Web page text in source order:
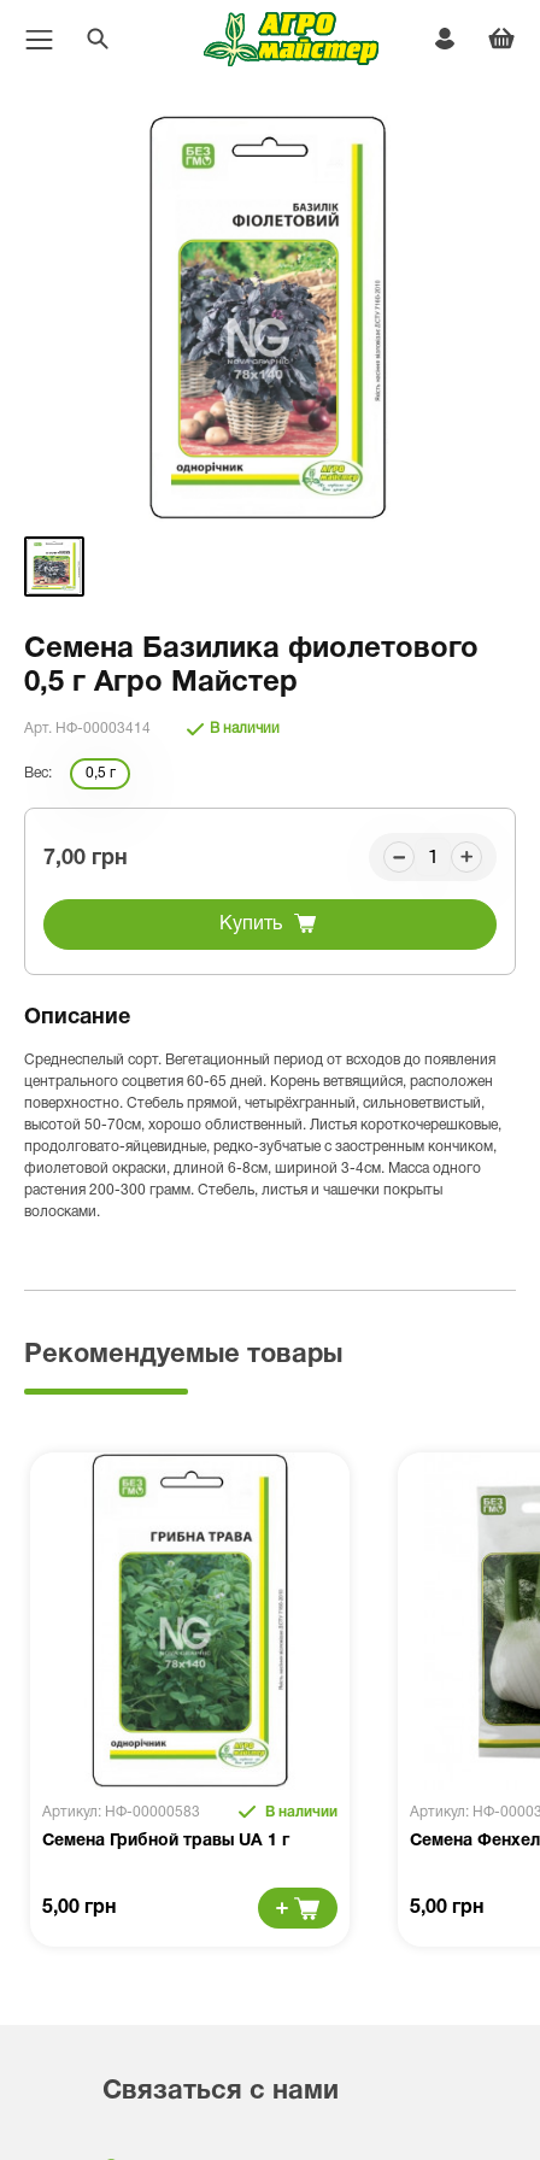
Семена Базилика фиолетового
0,5 г Агро Майстер
Арт. НФ-00003414 В наличии
Вес: 0,5 г
7,00 грн
Купить
Описание
Среднеспелый сорт. Вегетационный период от всходов до появления
центрального соцветия 60-65 дней. Корень ветвящийся, расположен
поверхностно. Стебель прямой, четырёхгранный, сильноветвистый,
высотой 50-70см, хорошо облиственный. Листья короткочерешковые,
продолговато-яйцевидные, редко-зубчатые с заостренным кончиком,
фиолетовой окраски, длиной 6-8см, шириной 3-4см. Масса одного
растения 200-300 грамм. Стебель, листья и чашечки покрыты
волосками.
Рекомендуемые товары
Артикул: НФ-00000583 В наличии
Семена Грибной травы UA 1 г
5,00 грн
Артикул: НФ-
Семена
5,00 грн
Связаться с нами